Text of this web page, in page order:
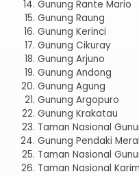
Gunung Rante Mario
Gunung Raung
Gunung Kerinci
Gunung Cikuray
Gunung Arjuno
Gunung Andong
Gunung Agung
Gunung Argopuro
Gunung Krakatau
Taman Nasional
Gunung Pendaki
Taman Nasional
Taman Nasional